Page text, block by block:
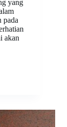
yang
pada
akan